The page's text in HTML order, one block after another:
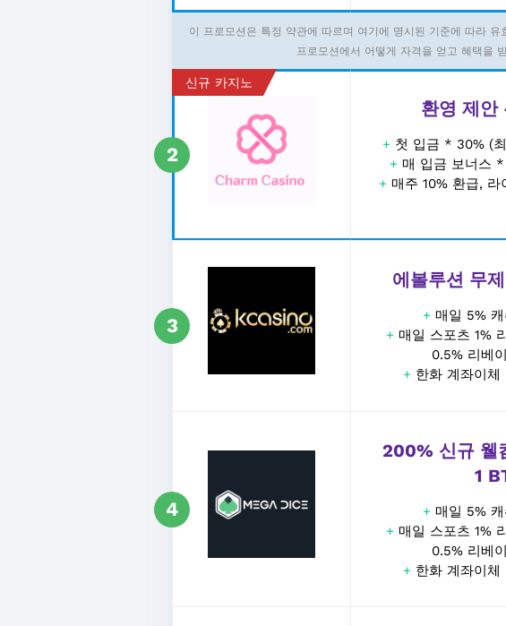
이 프로모션은 특정 약관에 따르며 여기에 명시된 기준에 따라
프로모션에서 어떻게 자격을 얻고 혜택을
신규 카지노
2
환영 제
+ 첫 입금 * 30% (
+ 매 입금 보너스
+ 매주 10% 환급, 라
3
에볼루션 무
+ 매일 5%
+ 매일 스포츠 1%
0.5% 리베
+ 한화 계좌이체
4
200% 신규 웰
1
+ 매일 5%
+ 매일 스포츠 1%
0.5% 리베
+ 한화 계좌이체